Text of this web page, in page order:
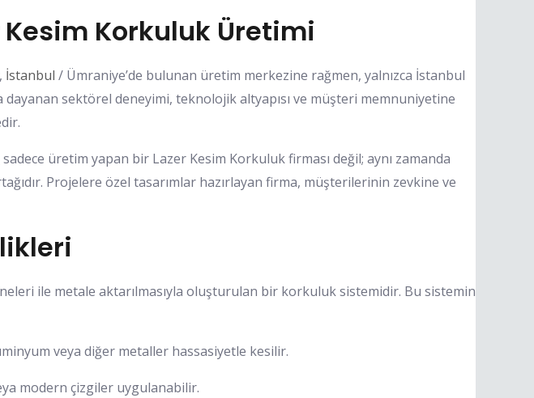
Korkuluk Üretimi
İstanbul / Ümraniye’de bulunan üretim merkezine rağmen, yalnızca İstanbul
sektörel deneyimi, teknolojik altyapısı ve müşteri memnuniyetine
üretim yapan bir Lazer Kesim Korkuluk firması değil; aynı zamanda
Projelere özel tasarımlar hazırlayan firma, müşterilerinin zevkine ve
ile metale aktarılmasıyla oluşturulan bir korkuluk sistemidir. Bu sistemin
veya diğer metaller hassasiyetle kesilir.
modern çizgiler uygulanabilir.